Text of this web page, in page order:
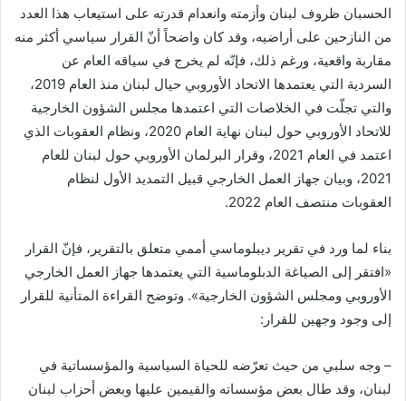
الحسبان ظروف لبنان وأزمته وانعدام قدرته على استيعاب هذا العدد
من النازحين على أراضيه، وقد كان واضحاً أنّ القرار سياسي أكثر منه
مقاربة واقعية، ورغم ذلك، فإنّه لم يخرج في سياقه العام عن
السردية التي يعتمدها الاتحاد الأوروبي حيال لبنان منذ العام 2019،
والتي تجلّت في الخلاصات التي اعتمدها مجلس الشؤون الخارجية
للاتحاد الأوروبي حول لبنان نهاية العام 2020، ونظام العقوبات الذي
اعتمد في العام 2021، وقرار البرلمان الأوروبي حول لبنان للعام
2021، وبيان جهاز العمل الخارجي قبيل التمديد الأول لنظام
العقوبات منتصف العام 2022.
بناء لما ورد في تقرير ديبلوماسي أممي متعلق بالتقرير، فإنّ القرار
«افتقر إلى الصياغة الدبلوماسية التي يعتمدها جهاز العمل الخارجي
الأوروبي ومجلس الشؤون الخارجية». وتوضح القراءة المتأنية للقرار
إلى وجود وجهين للقرار:
– وجه سلبي من حيث تعرّضه للحياة السياسية والمؤسساتية في
لبنان، وقد طال بعض مؤسساته والقيمين عليها وبعض أحزاب لبنان